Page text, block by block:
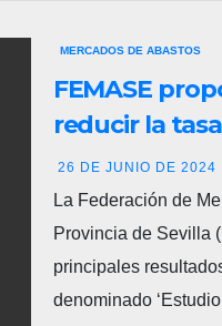
MERCADOS DE ABASTOS
FEMASE
reducir la
en los
26 DE JUNIO DE 2024
La Federación de
Provincia de Sevilla
principales
denominado